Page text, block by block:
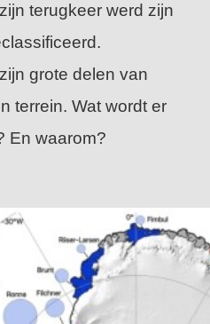
terugkeer werd zijn
grote delen van
terrein. Wat wordt er
En waarom?